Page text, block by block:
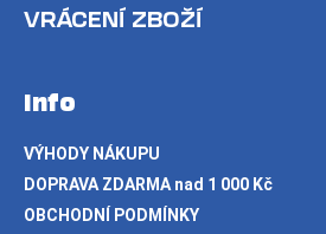
VRÁCENÍ ZBOŽÍ
Info
VÝHODY NÁKUPU
DOPRAVA ZDARMA nad 1 000 Kč
OBCHODNÍ PODMÍNKY